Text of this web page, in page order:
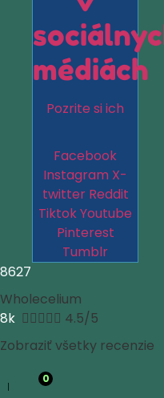
médiách
Pozrite si ich
Facebook
Instagram X-
twitter Reddit
TiktokYoutube
Pinterest
Tumblr
8627
Wholecelium
8k  4.5/5
Zobraziť všetky recenzie
0